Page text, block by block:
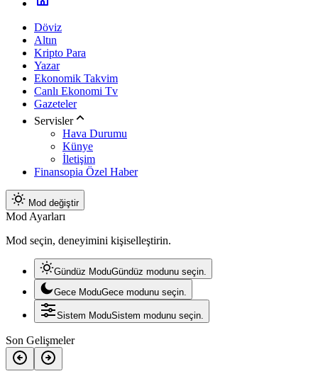
Döviz
Altın
Kripto Para
Yazar
Ekonomik Takvim
Canlı Ekonomi Tv
Gazeteler
Servisler
Hava Durumu
Künye
İletişim
Finansopia Özel Haber
Mod değiştir
Mod Ayarları
Mod seçin, deneyimini kişiselleştirin.
Gündüz ModuGündüz modunu seçin.
Gece ModuGece modunu seçin.
Sistem ModuSistem modunu seçin.
Son Gelişmeler